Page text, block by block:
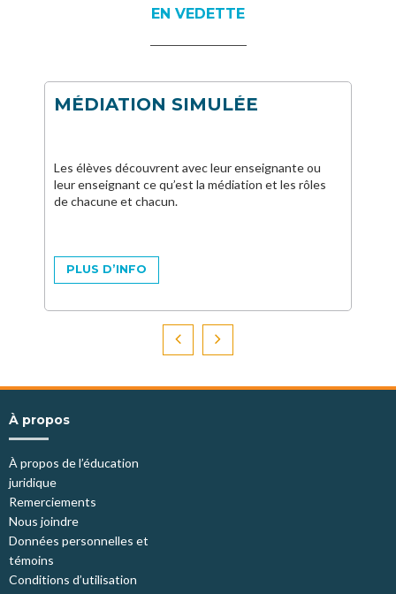
EN VEDETTE
MÉDIATION SIMULÉE
Les élèves découvrent avec leur enseignante ou
leur enseignant ce qu’est la médiation et les rôles
de chacune et chacun.
PLUS D’INFO
À propos
À propos de l’éducation
juridique
Remerciements
Nous joindre
Données personnelles et
témoins
Conditions d’utilisation